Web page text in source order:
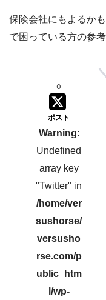
保険会社にもよるか
で困っている方の参
ポスト
Warning:
Undefined
array key
"Twitter" in
/home/ver
sushorse/
versusho
rse.com/p
ublic_htm
l/wp-
0